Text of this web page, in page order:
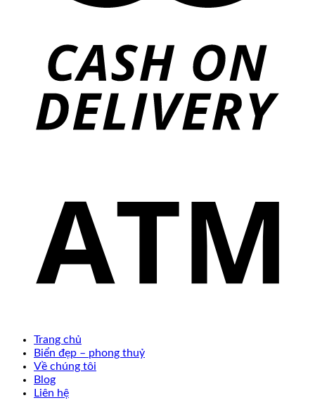
Trang chủ
Biển đẹp – phong thuỷ
Về chúng tôi
Blog
Liên hệ